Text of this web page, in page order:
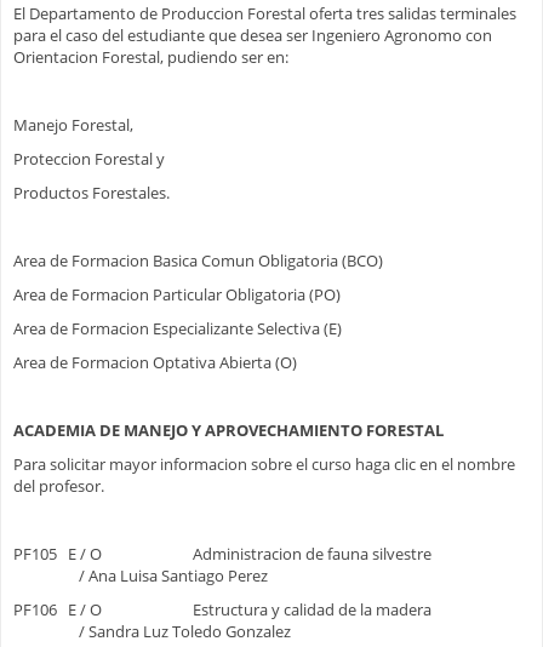
El Departamento de Produccion Forestal oferta tres salidas terminales
para el caso del estudiante que desea ser Ingeniero Agronomo con
Orientacion Forestal, pudiendo ser en:
Manejo Forestal,
Proteccion Forestal y
Productos Forestales.
Area de Formacion Basica Comun Obligatoria (BCO)
Area de Formacion Particular Obligatoria (PO)
Area de Formacion Especializante Selectiva (E)
Area de Formacion Optativa Abierta (O)
ACADEMIA DE MANEJO Y APROVECHAMIENTO FORESTAL
Para solicitar mayor informacion sobre el curso haga clic en el nombre
del profesor.
PF105 E / O Administracion de fauna silvestre
/ Ana Luisa Santiago Perez
PF106 E / O Estructura y calidad de la madera
/ Sandra Luz Toledo Gonzalez